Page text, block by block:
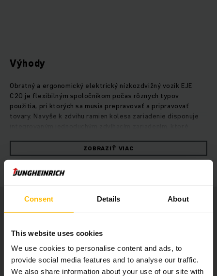
Consent Details About
This website uses cookies
We use cookies to personalise content and ads, to
provide social media features and to analyse our traffic.
We also share information about your use of our site with
Výhody
Obratný a ergonomický elektrický nízkozdvižný vozík EJE
C20 je flexibilným spoločníkom počas rôznych typov
použitia, pri ktorých sa musia prepravovať a pripravovať
tovary. Navyše k zdvihu ramien kolesa zariadenie disponuje
dostane do ergonomickej odberovej výšky, pričom vozíkom
možno rýchlo a efektívne odoberať polovičné palety. Vďaka
tomu je tento elektrický ojnicový zdvíhací vozík ideálnym
zariadením pre maloobchod. Zvlášť ak sa vyžaduje rýchla a
efektívna preprava tovary, ponúka vozík EJE C20 vysokú
rýchlosť a silné zrýchlenie pri súčasnej nízkej spotrebe. Aj v
bezpečné manévrovanie so vztýčeným ojom v mimoriadne
úzkych priestoroch.
ZOBRAZIŤ VIAC